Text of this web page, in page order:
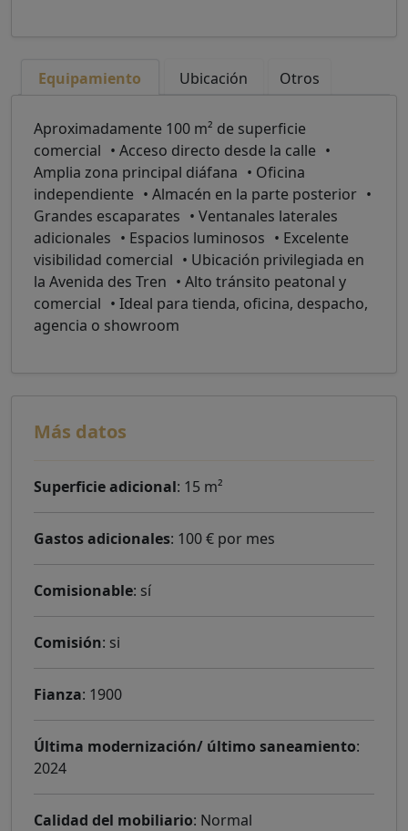
Equipamiento Ubicación Otros
Aproximadamente 100 m² de superficie
comercial • Acceso directo desde la calle •
Amplia zona principal diáfana • Oficina
independiente • Almacén en la parte posterior •
Grandes escaparates • Ventanales laterales
adicionales • Espacios luminosos • Excelente
visibilidad comercial • Ubicación privilegiada en
la Avenida des Tren • Alto tránsito peatonal y
comercial • Ideal para tienda, oficina, despacho,
agencia o showroom
Más datos
Superficie adicional: 15 m²
Gastos adicionales: 100 € por mes
Comisionable: sí
Comisión: si
Fianza: 1900
Última modernización/ último saneamiento:
2024
Calidad del mobiliario: Normal